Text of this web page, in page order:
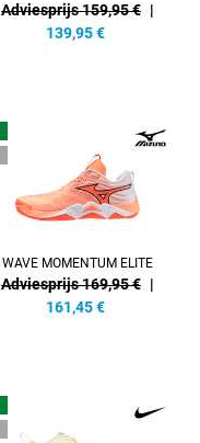
Adviesprijs 159,95 € |
139,95 €
WAVE MOMENTUM ELITE
Adviesprijs 169,95 € |
161,45 €